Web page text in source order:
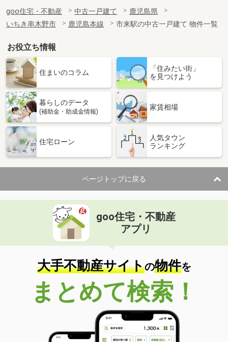
goo住宅・不動産 中古一戸建て
鹿児島県
いちき串木野市
鹿児島本線 市来駅の中古一戸建て 物件一覧
お役立ち情報
住まいのコラム
「住みたい街」
を見つけよう
暮らしのデータ
(補助金・助成金情報)
家賃相場
住宅ローン
人気タウン
ランキング
ページトップに戻る
goo住宅・不動産
アプリ
大手不動産サイトの物件を
まとめて検索！